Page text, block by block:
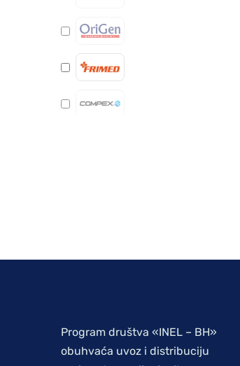
Program društva «INEL – BH»
obuhvaća uvoz i distribuciju